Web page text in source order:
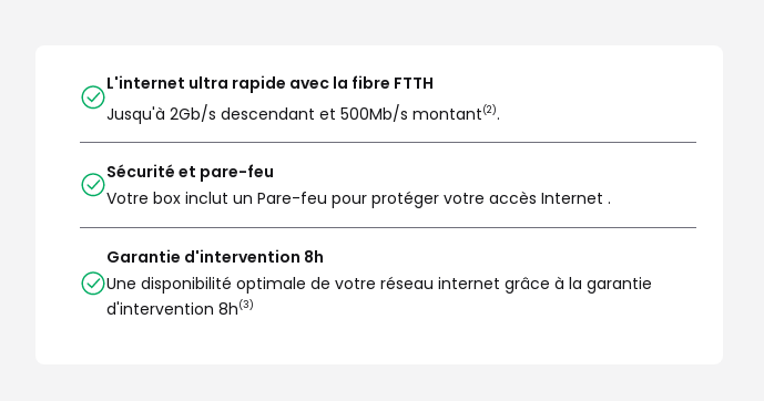
L'internet ultra rapide avec la fibre FTTH
Jusqu'à 2Gb/s descendant et 500Mb/s montant(2).
Sécurité et pare-feu
Votre box inclut un Pare-feu pour protéger votre accès Internet .
Garantie d'intervention 8h
Une disponibilité optimale de votre réseau internet grâce à la garantie
d'intervention 8h(3)